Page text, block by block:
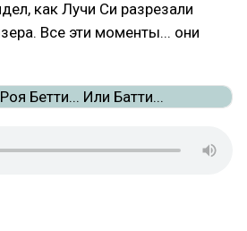
как Лучи Си разрезали
Все эти моменты... они